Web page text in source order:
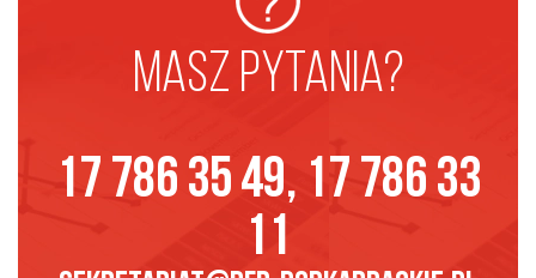
MASZ PYTANIA?
17 786 35 49, 17 786 33
11